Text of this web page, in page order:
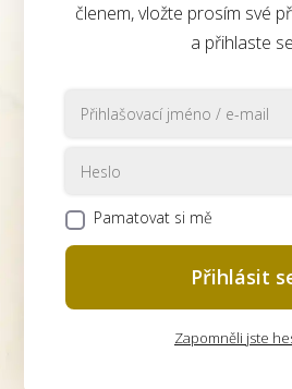
členem, vložte prosím své
a přihlaste
Pamatovat si mě
Přihlásit
Zapomněli jste